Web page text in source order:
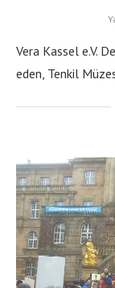
Vera Kassel e.V.
eden, Tenkil